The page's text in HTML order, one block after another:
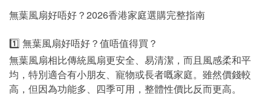
無葉風扇好唔好？2026香港家庭選購完整指南
1️⃣ 無葉風扇好唔好？值唔值得買？
無葉風扇相比傳統風扇更安全、易清潔，而且風感柔和平
均，特別適合有小朋友、寵物或長者嘅家庭。雖然價錢較
高，但因為功能多、四季可用，整體性價比反而更高。